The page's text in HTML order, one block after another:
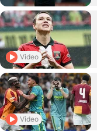
Video
Video